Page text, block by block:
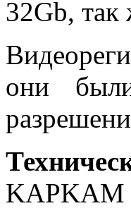
32Gb, так
они
KAPKAM